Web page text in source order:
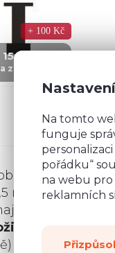
15 cm
za skříňku
+ 100 Kč
z kvalitní
mm). Záda jsou
nosnost 15-25
zárukou
a všechna
Na tomto
funguje
pořádku“
na webu
reklamních